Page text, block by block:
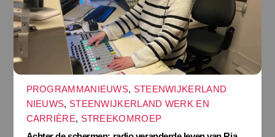
PROGRAMMANIEUWS, STEENWIJKERLAND
NIEUWS, STEENWIJKERLAND WERK EN
CARRIÈRE, STREEKOMROEP